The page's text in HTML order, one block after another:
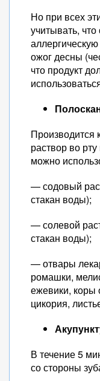
Но при всех
учитывать,
ожог десны
что продукт
Производится
раствор во
можно
— содовый
стакан воды);
— солевой
стакан воды);
— отвары
ромашки,
ежевики, коры
цикория,
В течение 5
со стороны